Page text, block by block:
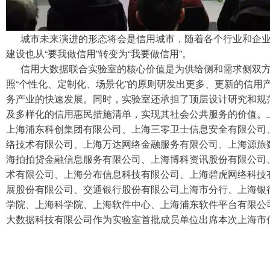
城市未来演进的形态将会是信用城市，随着各个行业和企
建设也从“要我做信用”转变为“我要做信用”。
信用大数据联合实验室的核心价值是为供给侧和需求侧双
照“个性化、定制化、场景化”的原则研发出更多、更新的信
务产业的快速发展。同时，实验室还承担了顶层设计研究和
及多样化的信用惠民措施清单，实现其社会公共服务的价值
上海浦东科创集团有限公司、上海三零卫士信息安全有限公
络技术有限公司、上海万达网络金融服务有限公司、上海源
海拍拍贷金融信息服务有限公司、上海博科资讯股份有限公
术有限公司、上海分布信息科技有限公司、上海碧虎网络科
展股份有限公司、交通银行股份有限公司上海市分行、上海
学院、上海科学院、上海软件中心、上海浦东软件平台有限
大数据科技有限公司作为实验室首批成员单位出席本次上海